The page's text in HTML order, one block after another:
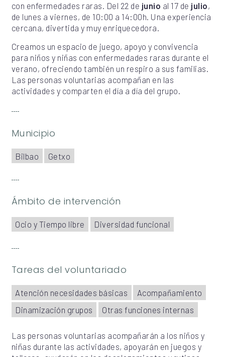
con enfermedades raras. Del 22 de junio al 17 de julio,
de lunes a viernes, de 10:00 a 14:00h. Una experiencia
cercana, divertida y muy enriquecedora.
Creamos un espacio de juego, apoyo y convivencia
para niños y niñas con enfermedades raras durante el
verano, ofreciendo también un respiro a sus familias.
Las personas voluntarias acompañan en las
actividades y comparten el día a día del grupo.
Municipio
Bilbao Getxo
Ámbito de intervención
Ocio y Tiempo libre Diversidad funcional
Tareas del voluntariado
Atención necesidades básicas
Acompañamiento
Dinamización grupos
Otras funciones internas
Las personas voluntarias acompañarán a los niños y
niñas durante las actividades, apoyarán en juegos y